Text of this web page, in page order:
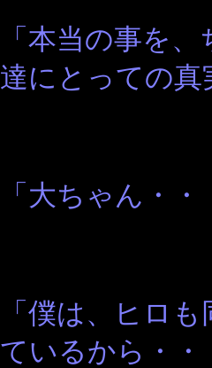
「本当の事を
達にとっての真
「大ちゃん・・
「僕は、ヒロ
ているから・・